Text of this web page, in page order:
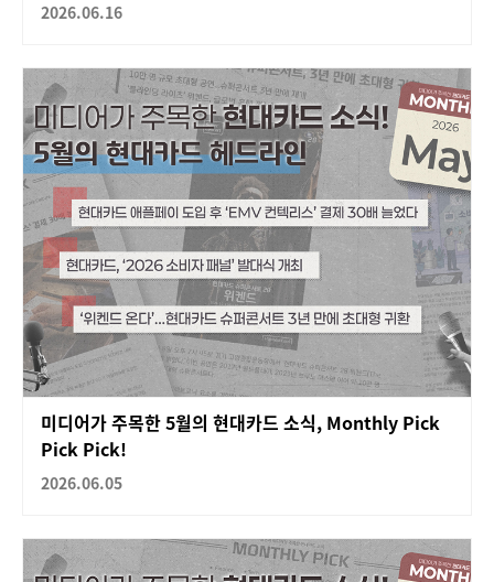
2026.06.16
미디어가 주목한 5월의 현대카드 소식, Monthly Pick
Pick Pick!
2026.06.05